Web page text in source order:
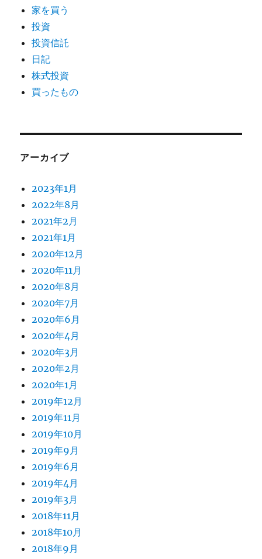
家を買う
投資
投資信託
日記
株式投資
買ったもの
アーカイブ
2023年1月
2022年8月
2021年2月
2021年1月
2020年12月
2020年11月
2020年8月
2020年7月
2020年6月
2020年4月
2020年3月
2020年2月
2020年1月
2019年12月
2019年11月
2019年10月
2019年9月
2019年6月
2019年4月
2019年3月
2018年11月
2018年10月
2018年9月